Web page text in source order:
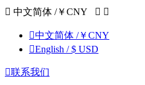
 中文简体 /￥CNY  
中文简体 /￥CNY
English / $ USD
联系我们